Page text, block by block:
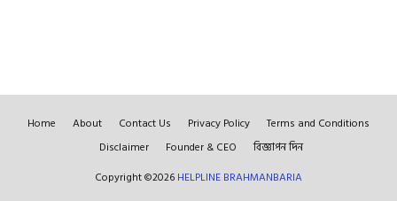
Home About Contact Us Privacy Policy
Terms and Conditions
Disclaimer
Founder & CEO
বিজ্ঞাপন দিন
Copyright ©2026 HELPLINE BRAHMANBARIA